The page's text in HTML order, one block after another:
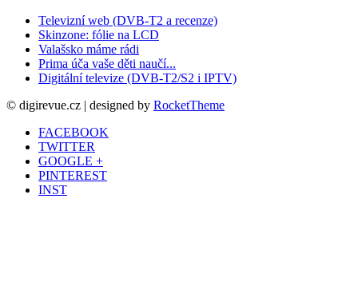
Televizní web (DVB-T2 a recenze)
Skinzone: fólie na LCD
Valašsko máme rádi
Prima úča vaše děti naučí...
Digitální televize (DVB-T2/S2 i IPTV)
© digirevue.cz | designed by RocketTheme
FACEBOOK
TWITTER
GOOGLE +
PINTEREST
INST